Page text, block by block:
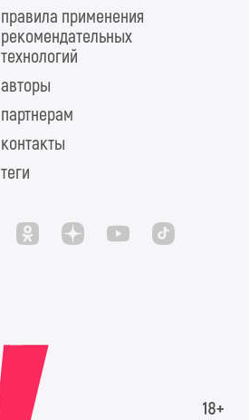
правила применения
рекомендательных
технологий
авторы
партнерам
контакты
теги